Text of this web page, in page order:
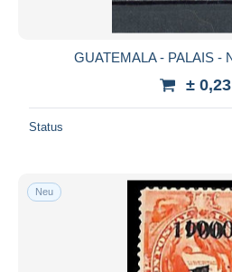
GUATEMALA - PALAIS -
±
Status
Neu